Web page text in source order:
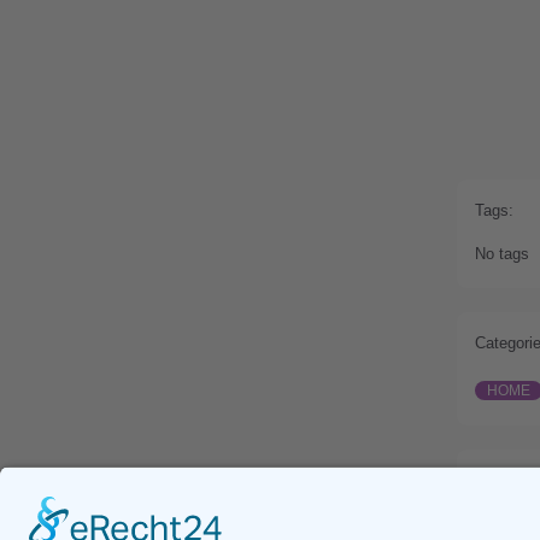
Tags:
No tags
HOME